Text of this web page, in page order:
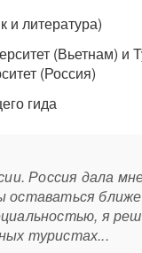
и литература)
(Вьетнам) и
(Россия)
гида
Россия дала
я
туристах...